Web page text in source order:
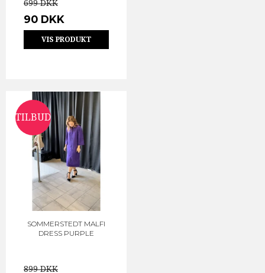
699 DKK
90 DKK
VIS PRODUKT
TILBUD
SOMMERSTEDT MALFI
DRESS PURPLE
899 DKK